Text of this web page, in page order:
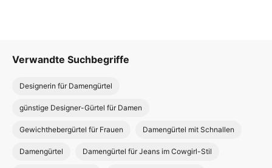
Verwandte Suchbegriffe
Designerin für Damengürtel
günstige Designer-Gürtel für Damen
Gewichthebergürtel für Frauen Damengürtel mit Schnallen
Damengürtel Damengürtel für Jeans im Cowgirl-Stil